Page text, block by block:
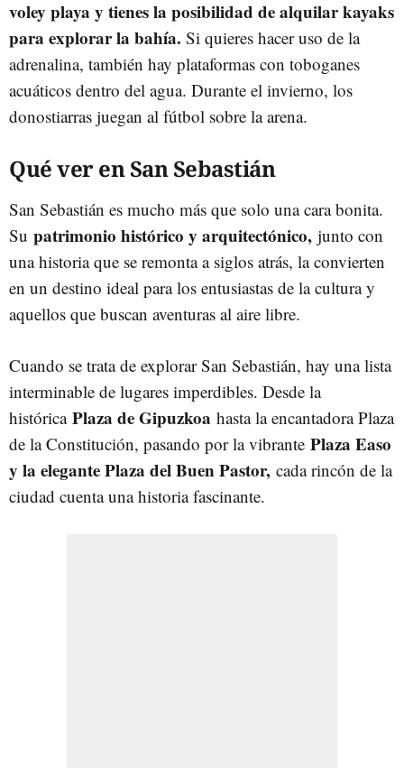
voley playa y tienes la posibilidad de alquilar kayaks
para explorar la bahía. Si quieres hacer uso de la
adrenalina, también hay plataformas con toboganes
acuáticos dentro del agua. Durante el invierno, los
donostiarras juegan al fútbol sobre la arena.
Qué ver en San Sebastián
San Sebastián es mucho más que solo una cara bonita.
Su patrimonio histórico y arquitectónico, junto con
una historia que se remonta a siglos atrás, la convierten
en un destino ideal para los entusiastas de la cultura y
aquellos que buscan aventuras al aire libre.
Cuando se trata de explorar San Sebastián, hay una lista
interminable de lugares imperdibles. Desde la
histórica Plaza de Gipuzkoa hasta la encantadora Plaza
de la Constitución, pasando por la vibrante Plaza Easo
y la elegante Plaza del Buen Pastor, cada rincón de la
ciudad cuenta una historia fascinante.